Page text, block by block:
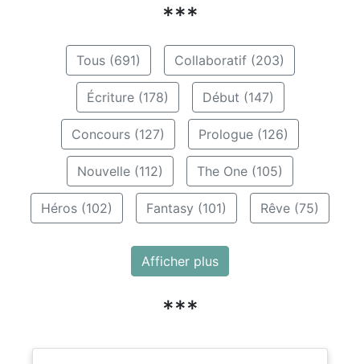
***
Tous (691) Collaboratif (203)
Écriture (178) Début (147)
Concours (127) Prologue (126)
Nouvelle (112) The One (105)
Héros (102) Fantasy (101) Rêve (75)
Afficher plus
***